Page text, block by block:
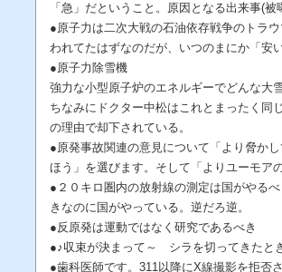
「急」だということ。原因となる出来事(
●原子力は二次大戦の石油依存戦争のトラ
われてたはずなのだが、いつのまにか「安
●原子力除雪機
強力な小型原子炉のエネルギーでどんな大
ちなみにドクター中松はこれとまったく同
の理由で却下されている。
●原発事故関連の意見について「より脅か
ほう」を選びます。そして「よりユーモア
●２０キロ圏内の放射線の測定は国がやる
きなのに国がやっている。逆だろ逆。
●反原発は運動ではなく研究であるべき
●♪収束が決まって～ シラを切ってきた
●歯科医師です。311以降にX線撮影を拒否